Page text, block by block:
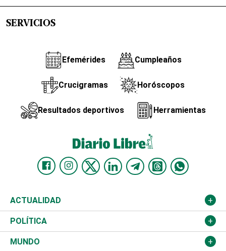
SERVICIOS
Efemérides Cumpleaños
Crucigramas Horóscopos
Resultados deportivos Herramientas
ACTUALIDAD
Nacional
Ciudad
POLÍTICA
Partidos
MUNDO